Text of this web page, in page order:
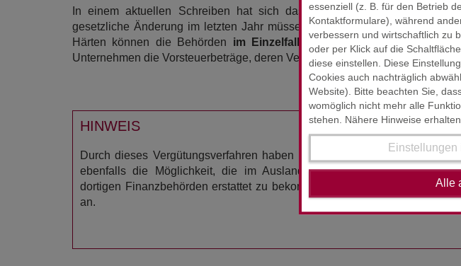
essenziell (z. B. für den Betrieb
Kontaktformulare), während
verbessern und wirtschaftlich zu
oder per Klick auf die
diese einstellen. Diese
Cookies auch nachträglich
Website). Bitte beachten Sie,
womöglich nicht mehr alle
stehen. Nähere Hinweise
Alle
In einem aktuellen Schreiben hat sich das Bundesfinanzministerium
gesetzliche Änderung im letzten Jahr müssen diese den
Härten können die Behörden im Einzelfall aber auchauf die
Unternehmen die Vorsteuerbeträge, deren Vergütung sie begehren, einzeln
HINWEIS
Durch dieses Vergütungsverfahren haben Sie als deutscher Unternehmer
ebenfalls die Möglichkeit, die im Ausland gezahlte Vorsteuer von den
dortigen Finanzbehörden erstattet zu bekommen. Sprechen Sie uns gerne
an.